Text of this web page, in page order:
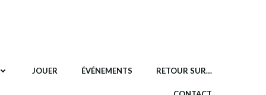
JOUER ÉVÉNEMENTS RETOUR SUR…